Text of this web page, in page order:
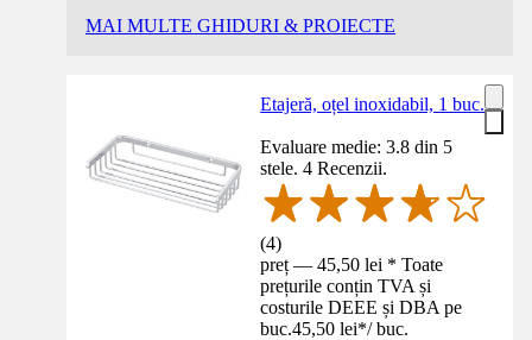
MAI MULTE GHIDURI & PROIECTE
Etajeră, oțel inoxidabil, 1 buc.
Evaluare medie: 3.8 din 5
stele. 4 Recenzii.
(4)
preț — 45,50 lei * Toate
prețurile conțin TVA și
costurile DEEE și DBA pe
buc.45,50 lei*/ buc.